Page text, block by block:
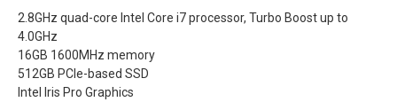
2.8GHz quad-core Intel Core i7 processor, Turbo Boost up to
4.0GHz
16GB 1600MHz memory
512GB PCIe-based SSD
Intel Iris Pro Graphics